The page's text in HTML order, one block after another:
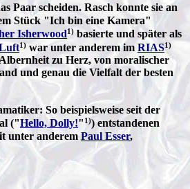
Paar scheiden. Rasch konnte sie an
Stück "Ich bin eine Kamera"
Isherwood1) basierte und später als
1) war unter anderem im RIAS1)
zu Herz, von moralischer
und genau die Vielfalt der besten
So beispielsweise seit der
("Hello, Dolly!" 1)) entstandenen
unter anderemPaul Esser,